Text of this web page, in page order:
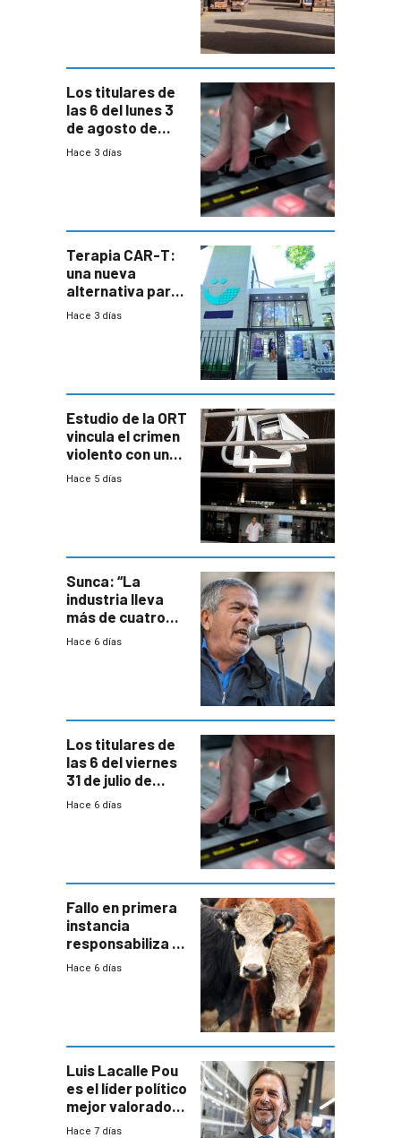
Los titulares de
las 6 del lunes 3
de agosto de
2026
Hace 3 días
Terapia CAR-T:
una nueva
alternativa para
niños y
Hace 3 días
Estudio de la ORT
vincula el crimen
violento con una
menor creación
Hace 5 días
Sunca: “La
industria lleva
más de cuatro
meses sin
Hace 6 días
Los titulares de
las 6 del viernes
31 de julio de
2026
Hace 6 días
Fallo en primera
instancia
responsabiliza al
Estado por falta
Hace 6 días
Luis Lacalle Pou
es el líder político
mejor valorado
del país, según
Hace 7 días